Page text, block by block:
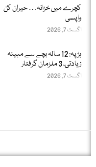
کچرے میں خزانہ… حیران کن
واپسی
اگست 7, 2026
ہڑپہ: 12 سالہ بچے سے مبینہ
زیادتی، 3 ملزمان گرفتار
اگست 7, 2026